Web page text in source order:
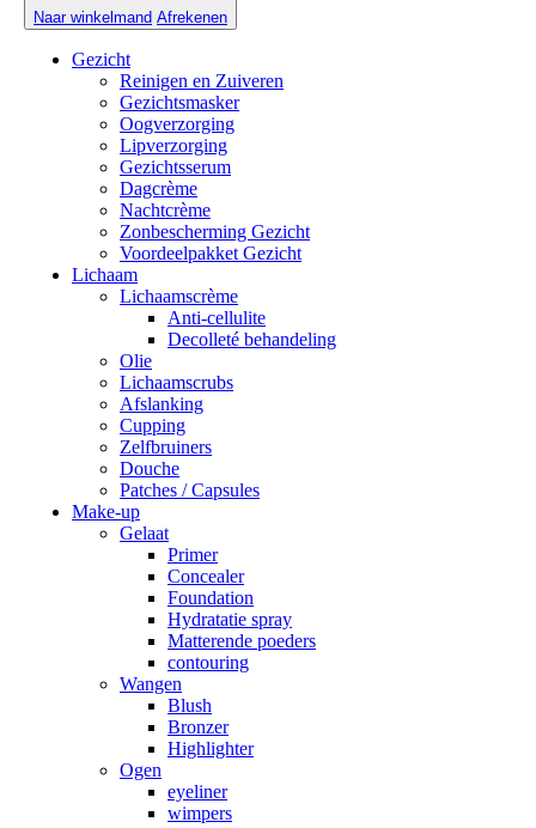
Naar winkelmand Afrekenen
Gezicht
Reinigen en Zuiveren
Gezichtsmasker
Oogverzorging
Lipverzorging
Gezichtsserum
Dagcrème
Nachtcrème
Zonbescherming Gezicht
Voordeelpakket Gezicht
Lichaam
Lichaamscrème
Anti-cellulite
Decolleté behandeling
Olie
Lichaamscrubs
Afslanking
Cupping
Zelfbruiners
Douche
Patches / Capsules
Make-up
Gelaat
Primer
Concealer
Foundation
Hydratatie spray
Matterende poeders
contouring
Wangen
Blush
Bronzer
Highlighter
Ogen
eyeliner
wimpers